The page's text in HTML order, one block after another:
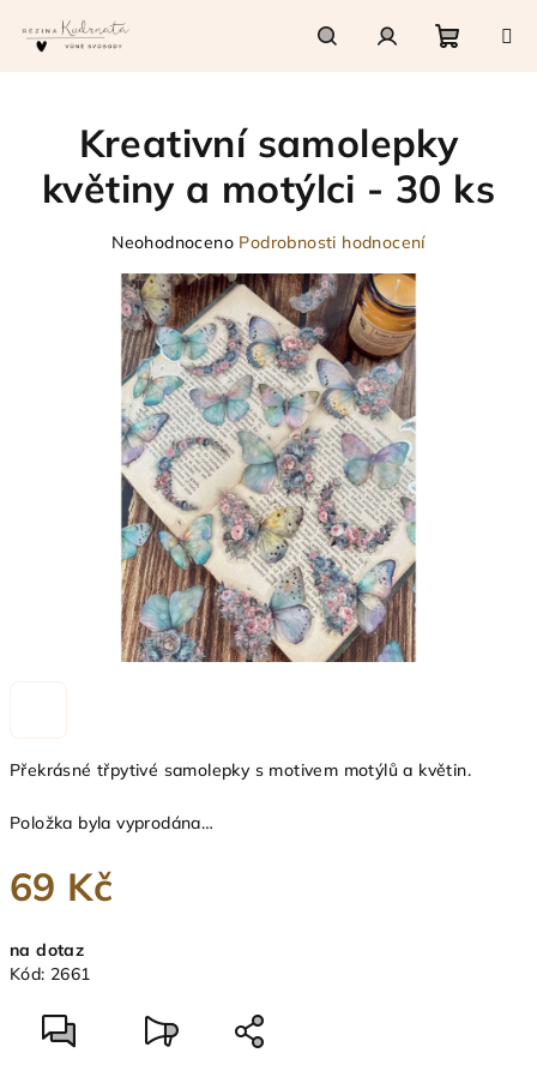
obsah
košík
Překrásné třpytivé samolepky s motivem motýlů a květin.
Položka byla vyprodána…
69 Kč
cena:
na dotaz
Kód: 2661
Kreativní samolepky
květiny a motýlci - 30 ks
Průměrné
produktu
je
0,0
hvězdiček.
Neohodnoceno Podrobnosti hodnocení